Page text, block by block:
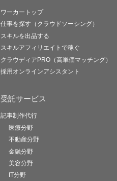
ワーカートップ
仕事を探す（クラウドソーシング）
スキルを出品する
スキルアフィリエイトで稼ぐ
クラウディアPRO（高単価マッチング）
採用オンラインアシスタント
受託サービス
記事制作代行
医療分野
不動産分野
金融分野
美容分野
IT分野